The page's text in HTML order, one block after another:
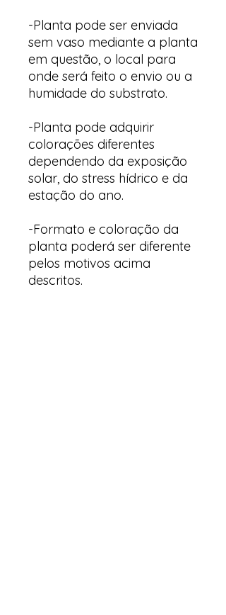
-Planta pode ser enviada
sem vaso mediante a planta
em questão, o local para
onde será feito o envio ou a
humidade do substrato.
-Planta pode adquirir
colorações diferentes
dependendo da exposição
solar, do stress hídrico e da
estação do ano.
-Formato e coloração da
planta poderá ser diferente
pelos motivos acima
descritos.